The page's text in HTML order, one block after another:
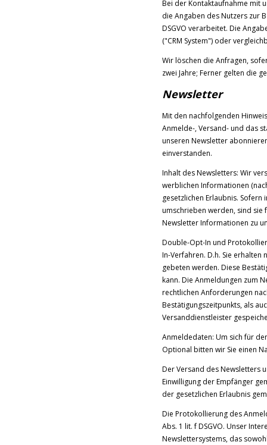
Bei der Kontaktaufnahme mit
die Angaben des Nutzers zur
DSGVO verarbeitet. Die
("CRM System") oder
Wir löschen die Anfragen,
zwei Jahre; Ferner gelten die
Newsletter
Mit den nachfolgenden
Anmelde-, Versand- und das
unseren Newsletter
einverstanden.
Inhalt des Newsletters: Wir
werblichen Informationen
gesetzlichen Erlaubnis.
umschrieben werden, sind sie
Newsletter Informationen zu
Double-Opt-In und
In-Verfahren. D.h. Sie erhalten
gebeten werden. Diese
kann. Die Anmeldungen zum
rechtlichen Anforderungen
Bestätigungszeitpunkts, als
Versanddienstleister
Anmeldedaten: Um sich für
Optional bitten wir Sie einen
Der Versand des Newsletters
Einwilligung der Empfänger
der gesetzlichen Erlaubnis
Die Protokollierung des
Abs. 1 lit. f DSGVO. Unser
Newslettersystems, das